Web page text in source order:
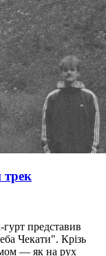
представив
Чекати". Крізь
— як на рух